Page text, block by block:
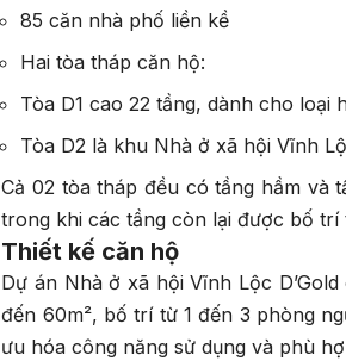
85 căn nhà phố liền kề
Hai tòa tháp căn hộ:
Tòa D1 cao 22 tầng, dành cho loại
Tòa D2 là khu Nhà ở xã hội Vĩnh
Cả 02 tòa tháp đều có tầng hầm và
trong khi các tầng còn lại được bố
Thiết kế căn hộ
Dự án Nhà ở xã hội Vĩnh Lộc
đến 60m², bố trí từ 1 đến 3 phòng
ưu hóa công năng sử dụng và phù